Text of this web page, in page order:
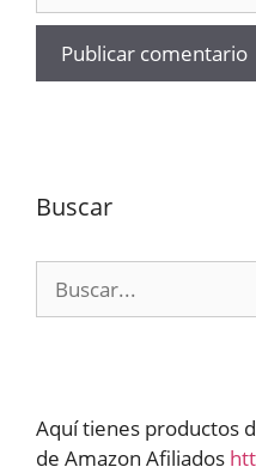
Buscar
Aquí tienes productos
de Amazon Afiliados